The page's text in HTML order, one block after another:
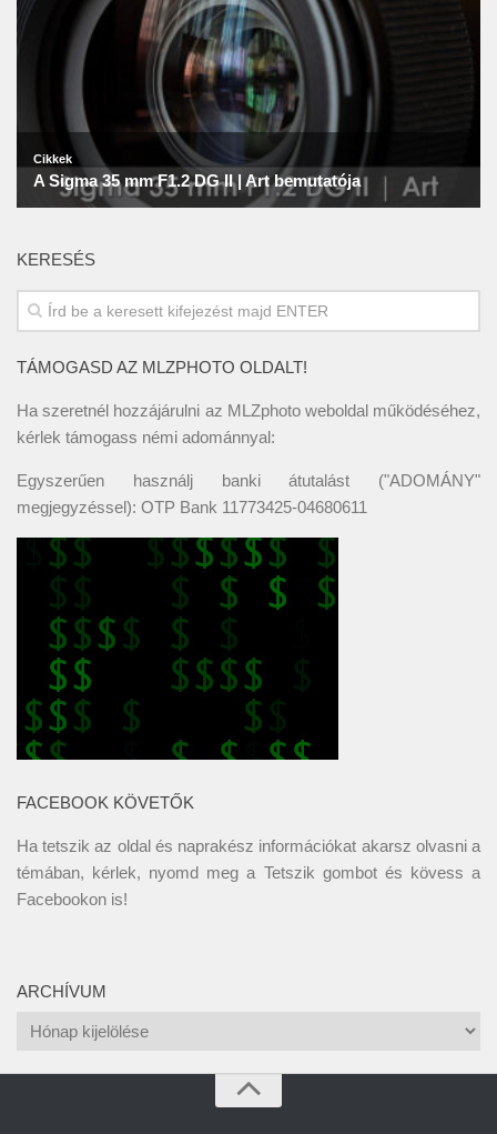
KERESÉS
TÁMOGASD AZ MLZPHOTO OLDALT!
Ha szeretnél hozzájárulni az MLZphoto weboldal működéséhez,
kérlek támogass némi adománnyal:
Egyszerűen használj banki átutalást ("ADOMÁNY"
megjegyzéssel): OTP Bank 11773425-04680611
FACEBOOK KÖVETŐK
Ha tetszik az oldal és naprakész információkat akarsz olvasni a
témában, kérlek, nyomd meg a Tetszik gombot és kövess a
Facebookon is!
ARCHÍVUM
Archívum